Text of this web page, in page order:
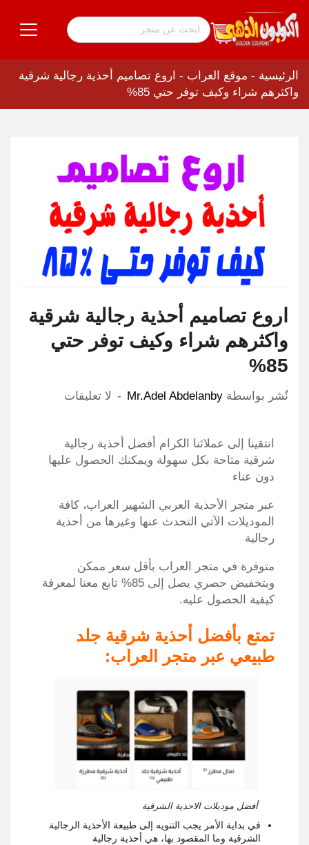
الرئيسية - موقع العراب - اروع تصاميم أحذية رجالية شرقية
واكثرهم شراء وكيف توفر حتي 85%
اروع تصاميم أحذية رجالية شرقية
واكثرهم شراء وكيف توفر حتي
85%
نٌشر بواسطة Mr.Adel Abdelanby لا تعليقات
انتقينا إلى عملائنا الكرام أفضل أحذية رجالية
شرقية متاحة بكل سهولة ويمكنك الحصول عليها
دون عناء
عبر متجر الأحذية العربي الشهير العراب، كافة
الموديلات الآتي التحدث عنها وغيرها من أحذية
رجالية
متوفرة في متجر العراب بأقل سعر ممكن
وبتخفيض حصري يصل إلى 85% تابع معنا لمعرفة
كيفية الحصول عليه.
تمتع بأفضل أحذية شرقية جلد
طبيعي عبر متجر العراب:
أفضل موديلات الاحذية الشرقية
في بداية الأمر يجب التنويه إلى طبيعة الأحذية الرجالية
الشرقية وما المقصود بها، هي أحذية رجالية